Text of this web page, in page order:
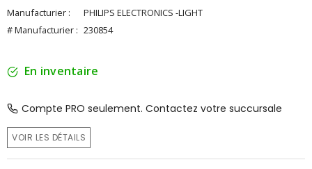
Manufacturier :
PHILIPS ELECTRONICS -LIGHT
# Manufacturier : 230854
En inventaire
Compte PRO seulement. Contactez votre succursale
VOIR LES DÉTAILS